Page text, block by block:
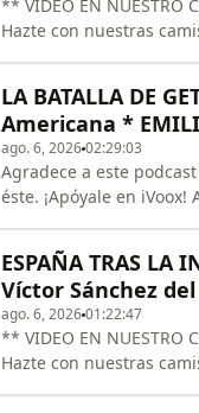
** VIDEO EN NUESTRO CANAL DE
Hazte con nuestras camisetas en
recordaremos aquellas
LA BATALLA DE
Americana *
ago. 6, 202602:29:03
Agradece a este
éste. ¡Apóyale en iVoox! Acceso anticipado
https://www.bhmshop.app +++++ En este nuevo episodio de
con uno de los mayores
ESPAÑA TRAS
Víctor Sánchez
ago. 6, 202601:22:47
** VIDEO EN NUESTRO CANAL DE
Hazte con nuestras camisetas en